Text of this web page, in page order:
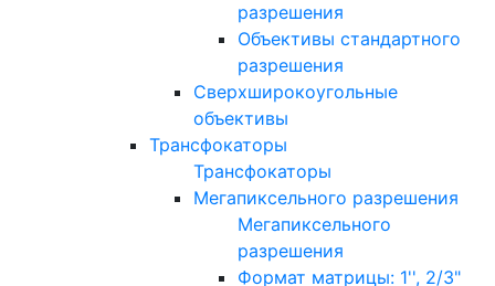
разрешения
Объективы стандартного
разрешения
Сверхширокоугольные
объективы
Трансфокаторы
Трансфокаторы
Мегапиксельного разрешения
Мегапиксельного
разрешения
Формат матрицы: 1'', 2/3"